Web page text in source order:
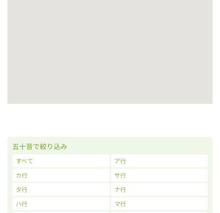
五十音で絞り込み
すべて
ア行
カ行
サ行
タ行
ナ行
ハ行
マ行